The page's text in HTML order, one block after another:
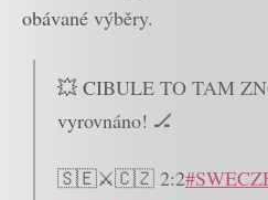
obávané výběry.
💥 CIBULE TO TAM
vyrovnáno! 🏒
🇸🇪⚔️🇨🇿 2:2